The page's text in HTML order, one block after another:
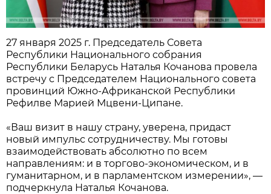
27 января 2025 г. Председатель Совета
Республики Национального собрания
Республики Беларусь Наталья Кочанова провела
встречу с Председателем Национального совета
провинций Южно-Африканской Республики
Рефилве Марией Мцвени-Ципане.
«Ваш визит в нашу страну, уверена, придаст
новый импульс сотрудничеству. Мы готовы
взаимодействовать абсолютно по всем
направлениям: и в торгово-экономическом, и в
гуманитарном, и в парламентском измерении», —
подчеркнула Наталья Кочанова.